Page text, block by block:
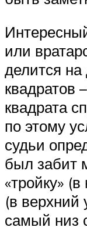
или
делится
квадратов
квадрата
по этому
судьи
был забит
«тройку»
(в верхний
самый низ